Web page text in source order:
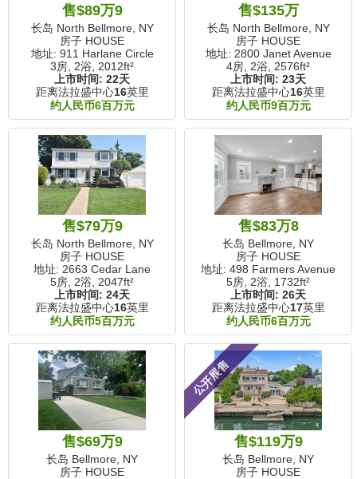
售$89万9
长岛 North Bellmore, NY
房子 HOUSE
地址: 911 Harlane Circle
3房, 2浴, 2012ft²
上市时间: 22天
距离法拉盛中心16英里
约人民币6百万元
售$135万
长岛 North Bellmore, NY
房子 HOUSE
地址: 2800 Janet Avenue
4房, 2浴, 2576ft²
上市时间: 23天
距离法拉盛中心16英里
约人民币9百万元
售$79万9
长岛 North Bellmore, NY
房子 HOUSE
地址: 2663 Cedar Lane
5房, 2浴, 2047ft²
上市时间: 24天
距离法拉盛中心16英里
约人民币5百万元
售$83万8
长岛 Bellmore, NY
房子 HOUSE
地址: 498 Farmers Avenue
5房, 2浴, 1732ft²
上市时间: 26天
距离法拉盛中心17英里
约人民币6百万元
售$69万9
长岛 Bellmore, NY
房子 HOUSE
公开展售
售$119万9
长岛 Bellmore, NY
房子 HOUSE